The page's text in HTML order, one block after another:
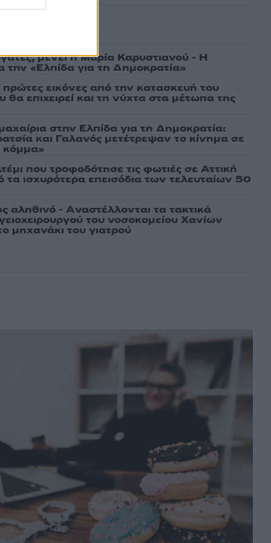
μένει η Μαρία Καρυστιανού - Η
την «Ελπίδα για τη Δημοκρατία»
εικόνες από την κατασκευή του
επιχειρεί και τη νύχτα στα μέτωπα της
στην Ελπίδα για τη Δημοκρατία:
και Γαλανός μετέτρεψαν το κίνημα σε
κόμμα»
που τροφοδότησε τις φωτιές σε Αττική
τα ισχυρότερα επεισόδια των τελευταίων 50
αληθινό - Aναστέλλονται τα τακτικά
του νοσοκομείου Χανίων
μηχανάκι του γιατρού